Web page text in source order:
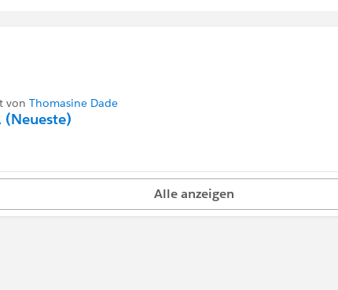
von Thomasine Dade
(Neueste)
Alle anzeigen